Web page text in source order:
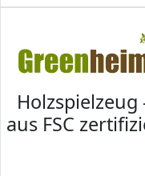
aus FSC